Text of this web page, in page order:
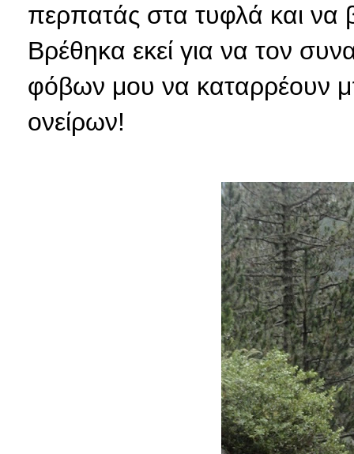
περπατάς στα τυφλά και να
Βρέθηκα εκεί για να τον
φόβων μου να καταρρέουν
ονείρων!